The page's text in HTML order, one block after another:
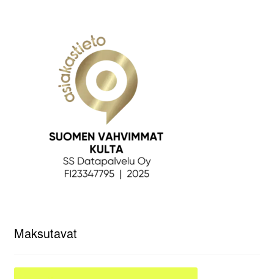
Maksutavat